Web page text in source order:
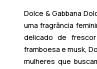
Dolce & Gabbana
uma fragrância
delicado de
framboesa e musk,
mulheres que